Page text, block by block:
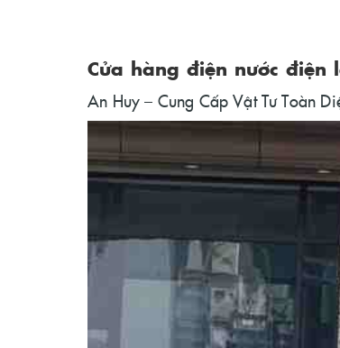
Cửa hàng điện nước
An Huy – Cung Cấp Vật Tư Toàn